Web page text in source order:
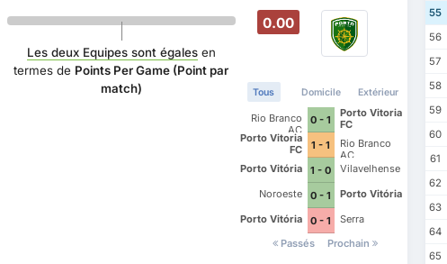
Les deux Equipes sont égalesen
termes de Points Per Game (Point par
match)
0.00
Tous Domicile Extérieur
Rio Branco
AC
0 - 1
Porto Vitoria
FC
Porto Vitoria
FC
1 - 1
Rio Branco
AC
Porto Vitória
1 - 0
Vilavelhense
Noroeste
0 - 1
Porto Vitória
Porto Vitória
0 - 1
Serra
Passés
Prochain
55
56
57
58
59
60
61
62
63
64
65